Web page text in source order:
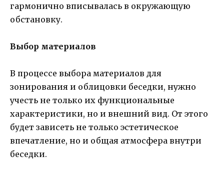
гармонично вписывалась в окружающую
обстановку.
Выбор материалов
В процессе выбора материалов для
зонирования и облицовки беседки, нужно
учесть не только их функциональные
характеристики, но и внешний вид. От этого
будет зависеть не только эстетическое
впечатление, но и общая атмосфера внутри
беседки.